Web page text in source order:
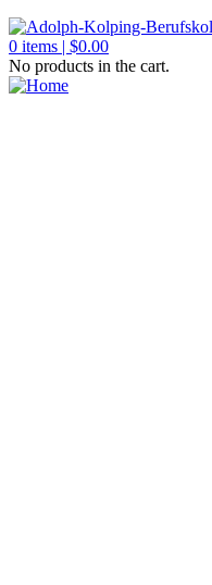
0 items | $0.00
No products in the cart.